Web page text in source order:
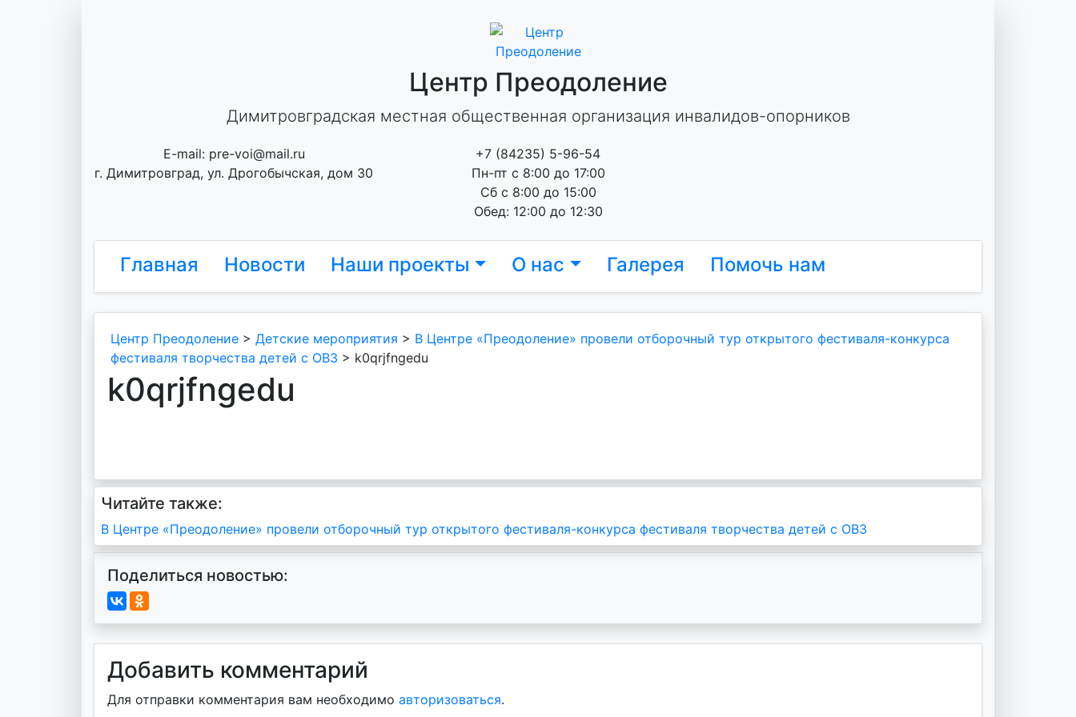
Центр Преодоление
Димитровградская местная общественная организация инвалидов-опорников
E-mail: pre-voi@mail.ru
г. Димитровград, ул. Дрогобычская, дом 30
+7 (84235) 5-96-54
Пн-пт с 8:00 до 17:00
Сб с 8:00 до 15:00
Обед: 12:00 до 12:30
Главная Новости Наши проекты О нас Галерея Помочь нам
Центр Преодоление > Детские мероприятия > В Центре «Преодоление» провели отборочный тур открытого фестиваля-конкурса
фестиваля творчества детей с ОВЗ > k0qrjfngedu
k0qrjfngedu
Читайте также:
Навигация
по
записям
В Центре «Преодоление» провели отборочный тур открытого фестиваля-конкурса фестиваля творчества детей с ОВЗ
Поделиться новостью:
Добавить комментарий
Для отправки комментария вам необходимо авторизоваться.